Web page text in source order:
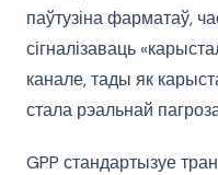
паўтузіна фарматаў,
сігналізаваць
канале, тады як
стала рэальнай
GPP стандартызуе